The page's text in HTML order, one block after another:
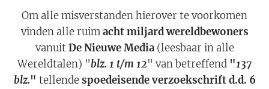
Om alle misverstanden hierover te voorkomen
vinden alle ruimacht miljard wereldbewoners
vanuitDe Nieuwe Media(leesbaar in alle
Wereldtalen) "blz. 1 t/m 12" van betreffend "137
blz." tellendespoedeisende verzoekschrift d.d. 6